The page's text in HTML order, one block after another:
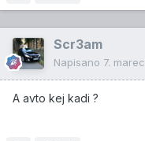
Scr3am
Napisano 7.
A avto kej kadi ?